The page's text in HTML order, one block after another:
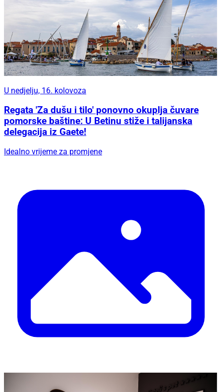
U nedjelju, 16. kolovoza
Regata 'Za dušu i tilo' ponovno okuplja čuvare
pomorske baštine: U Betinu stiže i talijanska
delegacija iz Gaete!
Idealno vrijeme za promjene